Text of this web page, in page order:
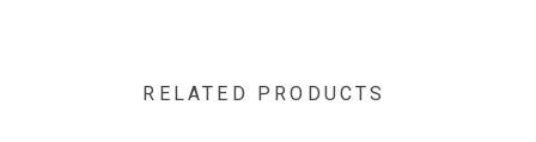
XANTHAN GUM, BENZOIC ACID, DISODIUM EDTA,
RELATED PRODUCTS